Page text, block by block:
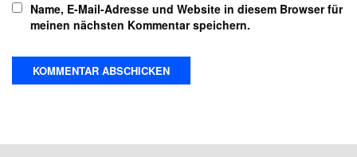
Name, E-Mail-Adresse und Website in diesem Browser für
meinen nächsten Kommentar speichern.